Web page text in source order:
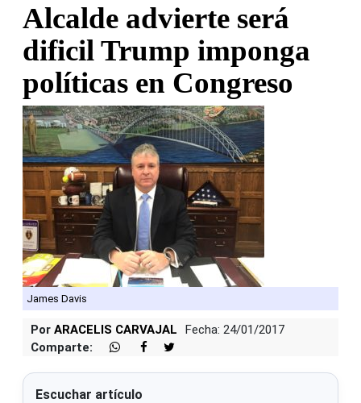
Alcalde advierte será
dificil Trump imponga
políticas en Congreso
James Davis
Por ARACELIS CARVAJAL
Fecha: 24/01/2017
Comparte:
Escuchar artículo